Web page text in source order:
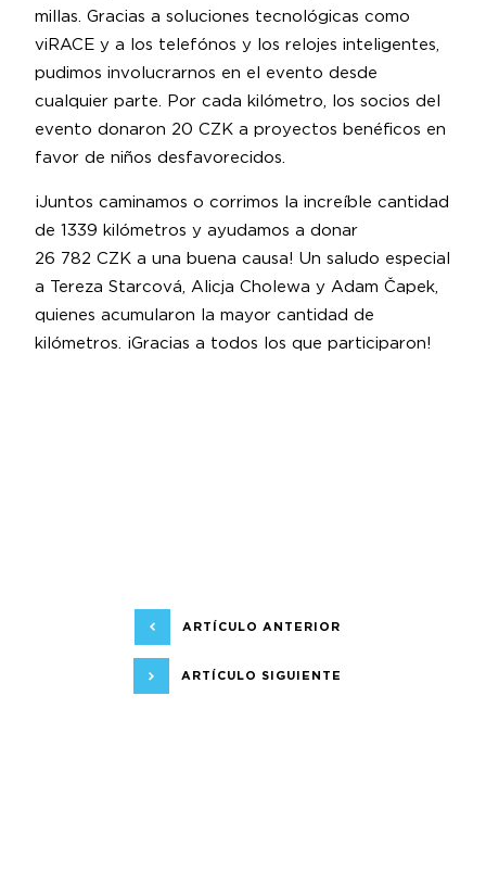
millas. Gracias a soluciones tecnológicas como
viRACE y a los telefónos y los relojes inteligentes,
pudimos involucrarnos en el evento desde
cualquier parte. Por cada kilómetro, los socios del
evento donaron 20 CZK a proyectos benéficos en
favor de niños desfavorecidos.
¡Juntos caminamos o corrimos la increíble cantidad
de 1339 kilómetros y ayudamos a donar
26 782 CZK a una buena causa! Un saludo especial
a Tereza Starcová, Alicja Cholewa y Adam Čapek,
quienes acumularon la mayor cantidad de
kilómetros. ¡Gracias a todos los que participaron!
ARTÍCULO ANTERIOR
ARTÍCULO SIGUIENTE